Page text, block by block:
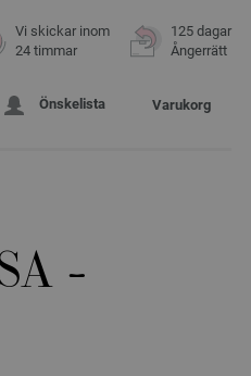
Vi skickar inom
24 timmar
125 dagar
Ångerrätt
Önskelista Varukorg
-